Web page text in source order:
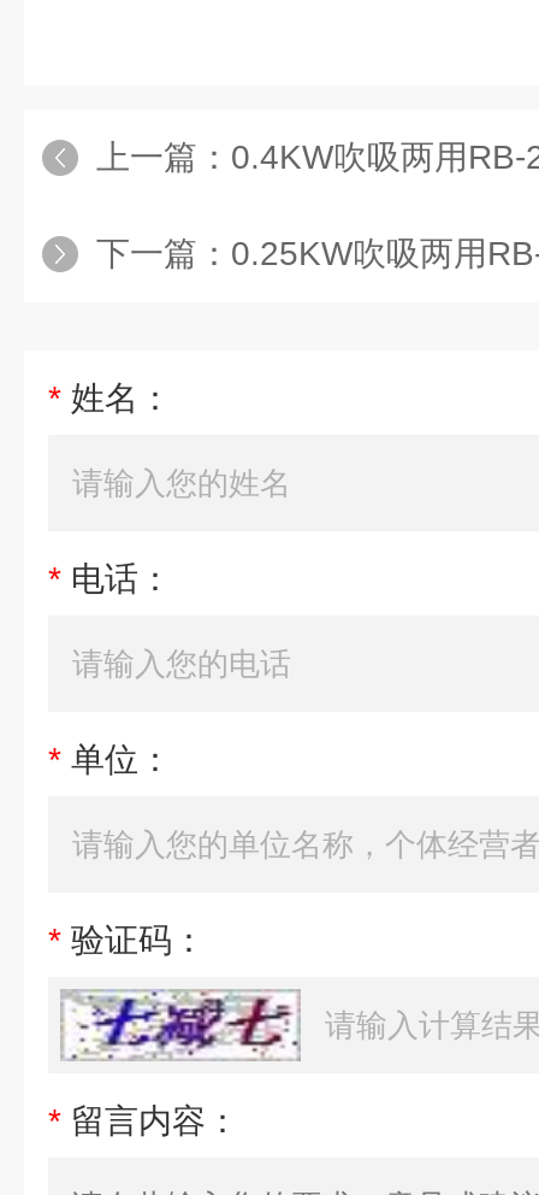
上一篇： 0.4KW吹吸两用RB-21D-2高
下一篇： 0.25KW吹吸两用RB-23D-1高
* 姓名：
* 电话：
* 单位：
* 验证码：
* 留言内容：